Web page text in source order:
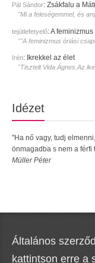
Pál Sándor: Zsákfalu a
"Mi a feleségemmel, és
tejútlefetyelő:A
""A feminizmus óriási
Irén: Ikrekkel az élet
"Tisztelt Vida Ágnes.Az
Idézet
"Ha nő vagy, tudj
önmagadba s nem a férfi
Müller Péter
Általános
kattintson erre a